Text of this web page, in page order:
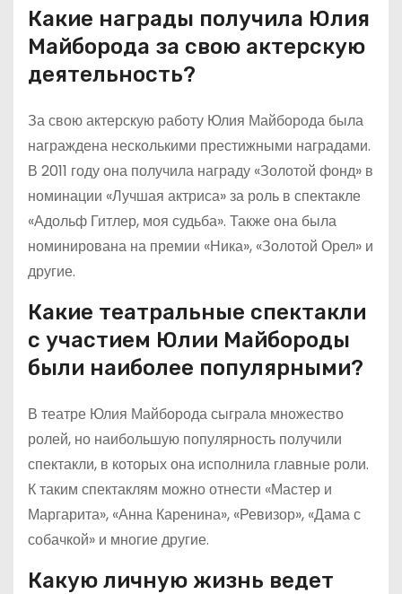
Какие награды получила Юлия
Майборода за свою актерскую
деятельность?
За свою актерскую работу Юлия Майборода была
награждена несколькими престижными наградами.
В 2011 году она получила награду «Золотой фонд» в
номинации «Лучшая актриса» за роль в спектакле
«Адольф Гитлер, моя судьба». Также она была
номинирована на премии «Ника», «Золотой Орел» и
другие.
Какие театральные спектакли
с участием Юлии Майбороды
были наиболее популярными?
В театре Юлия Майборода сыграла множество
ролей, но наибольшую популярность получили
спектакли, в которых она исполнила главные роли.
К таким спектаклям можно отнести «Мастер и
Маргарита», «Анна Каренина», «Ревизор», «Дама с
собачкой» и многие другие.
Какую личную жизнь ведет